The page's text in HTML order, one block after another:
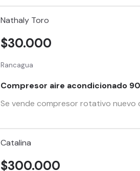
Nathaly Toro
Rancagua
Compresor aire acondicionado
Se vende compresor rotativo nuevo
$30.000
Catalina
$300.000